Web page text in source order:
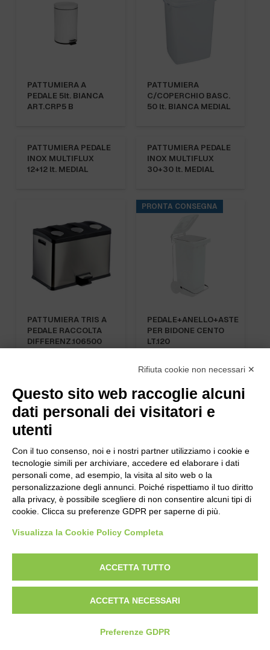
PATTUMIERA A
PEDALE 5lt. BIANCA
ART.CRP5 B
PATTUMIERA
C/COPERCHIO BASC.
50 lt. BIANCA MEDIAL
PATTUMIERA PEDALE
INOX MULTIFLUX
12+12 lt. MEDIAL
PATTUMIERA PEDALE
INOX MULTIFLUX
30+30 lt. MEDIAL
PATTUMIERA TRIS A
PEDALE RACCOLTA
DIFFERENZ.106500
PRONTA CONSEGNA
PEDALE+ANELLO+ASTE
PER BIDONE CENTO
LT.120
PEDALE+ASTE PER
BIDONE LT.80
“CENTO”
PORTACENERE
GETTACARTE INOX
DOS 19 LT. MEDIAL
Rifiuta cookie non necessari ✕
Questo sito web raccoglie alcuni
dati personali dei visitatori e
utenti
Con il tuo consenso, noi e i nostri partner utilizziamo i cookie e
tecnologie simili per archiviare, accedere ed elaborare i dati
personali come, ad esempio, la visita al sito web o la
personalizzazione degli annunci. Poiché rispettiamo il tuo diritto
alla privacy, è possibile scegliere di non consentire alcuni tipi di
cookie. Clicca su preferenze GDPR per saperne di più.
Visualizza la Cookie Policy Completa
ACCETTA TUTTO
ACCETTA NECESSARI
Preferenze GDPR